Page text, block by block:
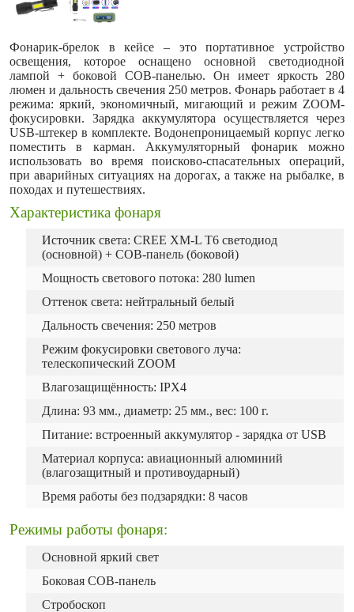
Фонарик-брелок в кейсе – это портативное устройство
освещения, которое оснащено основной светодиодной
лампой + боковой COB-панелью. Он имеет яркость 280
люмен и дальность свечения 250 метров. Фонарь работает в 4
режима: яркий, экономичный, мигающий и режим ZOOM-
фокусировки. Зарядка аккумулятора осуществляется через
USB-штекер в комплекте. Водонепроницаемый корпус легко
поместить в карман. Аккумуляторный фонарик можно
использовать во время поисково-спасательных операций,
при аварийных ситуациях на дорогах, а также на рыбалке, в
походах и путешествиях.
Характеристика фонаря
Источник света: CREE XM-L T6 светодиод
(основной) + COB-панель (боковой)
Мощность светового потока: 280 lumen
Оттенок света: нейтральный белый
Дальность свечения: 250 метров
Режим фокусировки светового луча:
телескопический ZOOM
Влагозащищённость: IPX4
Длина: 93 мм., диаметр: 25 мм., вес: 100 г.
Питание: встроенный аккумулятор - зарядка от USB
Материал корпуса: авиационный алюминий
(влагозащитный и противоударный)
Время работы без подзарядки: 8 часов
Режимы работы фонаря:
Основной яркий свет
Боковая COB-панель
Стробоскоп